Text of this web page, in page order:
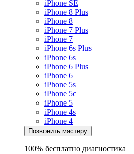
iPhone SE
iPhone 8 Plus
iPhone 8
iPhone 7 Plus
iPhone 7
iPhone 6s Plus
iPhone 6s
iPhone 6 Plus
iPhone 6
iPhone 5s
iPhone 5c
iPhone 5
iPhone 4s
iPhone 4
Позвонить мастеру
100% бесплатно диагностика